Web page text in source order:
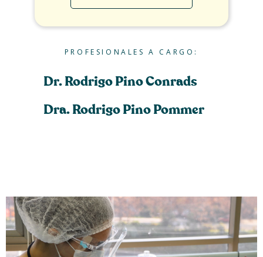
PROFESIONALES A CARGO:
Dr. Rodrigo Pino Conrads
Dra. Rodrigo Pino Pommer